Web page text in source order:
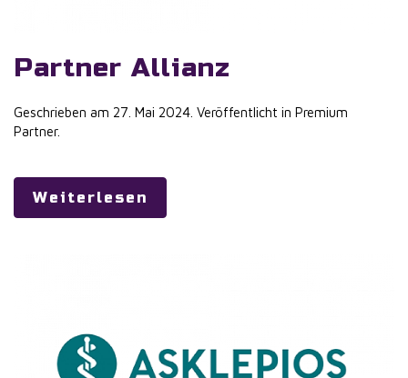
Partner Allianz
Geschrieben am 27. Mai 2024 . Veröffentlicht in Premium
Partner.
Weiterlesen